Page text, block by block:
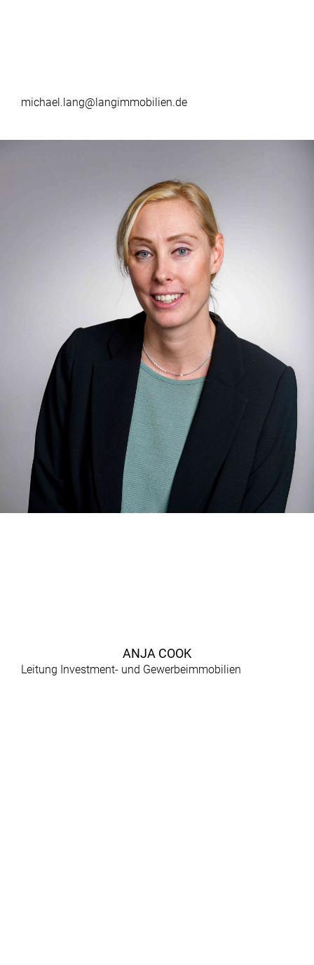
michael.lang@langimmobilien.de
ANJA COOK
Leitung Investment- und Gewerbeimmobilien